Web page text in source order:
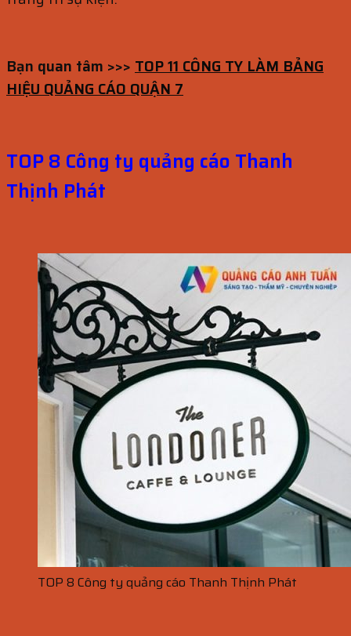
Bạn quan tâm >>> TOP 11 CÔNG TY LÀM BẢNG
HIỆU QUẢNG CÁO QUẬN 7
TOP 8 Công ty quảng cáo Thanh
Thịnh Phát
TOP 8 Công ty quảng cáo Thanh Thịnh Phát